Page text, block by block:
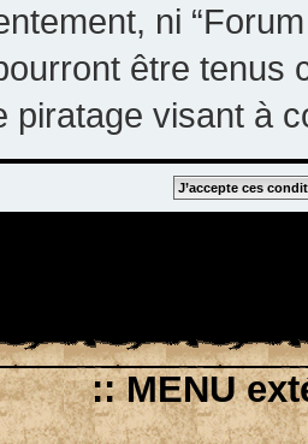
ni
être tenus
piratage visant à
:: MENU